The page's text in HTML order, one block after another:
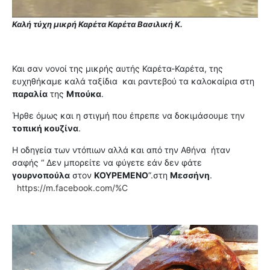
Καλή τύχη μικρή Καρέτα Καρέτα Βασιλική Κ.
Και σαν νονοί της μικρής αυτής Καρέτα-Καρέτα, της
ευχηθήκαμε καλά ταξίδια και ραντεβού τα καλοκαίρια στη
παραλία της Μπούκα.
Ήρθε όμως και η στιγμή που έπρεπε να δοκιμάσουμε την
τοπική κουζίνα.
Η οδηγεία των ντόπιων αλλά και από την Αθήνα ήταν
σαφής “ Δεν μπορείτε να φύγετε εάν δεν φάτε
γουρνοπούλα στον ΚΟΥΡΕΜΕΝΟ”.στη Μεσσήνη.
https://m.facebook.com/%C